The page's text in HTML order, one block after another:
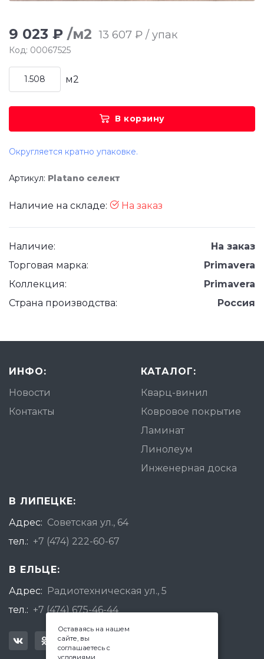
9 023 ₽ /м2 13 607 ₽ / упак
Код: 00067525
м2
В корзину
Округляется кратно упаковке.
Артикул: Platano селект
Наличие на складе: На заказ
Наличие:
На заказ
Торговая марка:
Primavera
Коллекция:
Primavera
Страна производства:
Россия
ИНФО:
Новости
Контакты
КАТАЛОГ:
Кварц-винил
Ковровое покрытие
Ламинат
Линолеум
Инженерная доска
В ЛИПЕЦКЕ:
Адрес: Советская ул., 64
тел.: +7 (474) 222-60-67
В ЕЛЬЦЕ:
Адрес: Радиотехническая ул., 5
тел.: +7 (474) 675-46-44
Оставаясь на нашем
сайте, вы
соглашаетесь с
условиями